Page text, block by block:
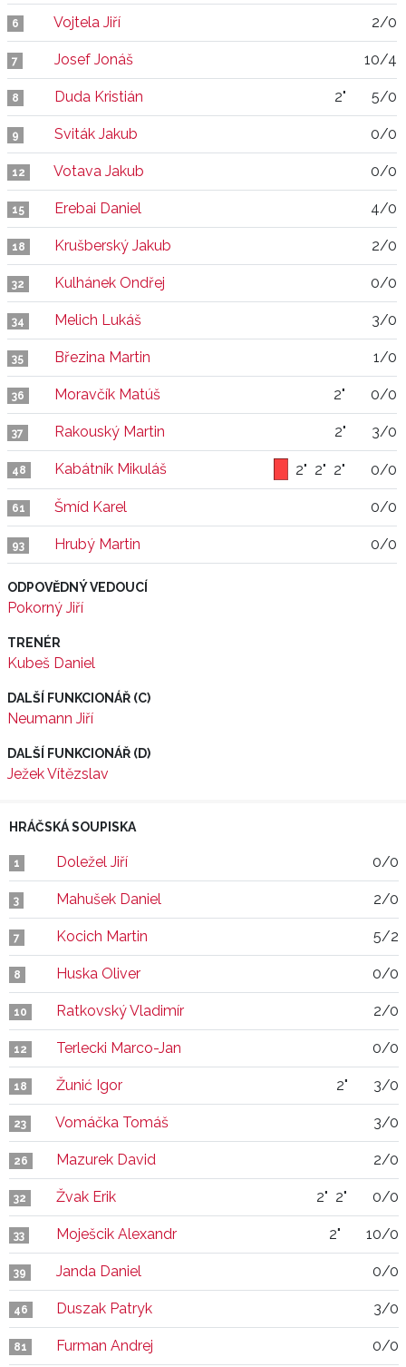
6 Vojtela Jiří 2/0
7 Josef Jonáš 10/4
8 Duda Kristián 2" 5/0
9 Sviták Jakub 0/0
12 Votava Jakub 0/0
15 Erebai Daniel 4/0
18 Krušberský Jakub 2/0
32 Kulhánek Ondřej 0/0
34 Melich Lukáš 3/0
35 Březina Martin 1/0
36 Moravčík Matúš 2" 0/0
37 Rakouský Martin 2" 3/0
48 Kabátník Mikuláš 2" 2" 2" 0/0
61 Šmíd Karel 0/0
93 Hrubý Martin 0/0
ODPOVĚDNÝ VEDOUCÍ
Pokorný Jiří
TRENÉR
Kubeš Daniel
DALŠÍ FUNKCIONÁŘ (C)
Neumann Jiří
DALŠÍ FUNKCIONÁŘ (D)
Ježek Vítězslav
HRÁČSKÁ SOUPISKA
1 Doležel Jiří 0/0
3 Mahušek Daniel 2/0
7 Kocich Martin 5/2
8 Huska Oliver 0/0
10 Ratkovský Vladimír 2/0
12 Terlecki Marco-Jan 0/0
18 Žunić Igor 2" 3/0
23 Vomáčka Tomáš 3/0
26 Mazurek David 2/0
32 Žvak Erik 2" 2" 0/0
33 Moješcik Alexandr 2" 10/0
39 Janda Daniel 0/0
46 Duszak Patryk 3/0
81 Furman Andrej 0/0